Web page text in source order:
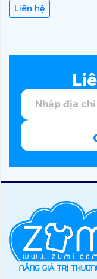
Liên hệ